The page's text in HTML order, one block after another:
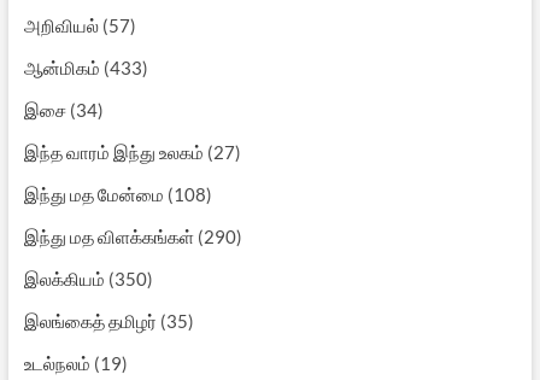
அறிவியல்(57)
ஆன்மிகம் (433)
இசை(34)
இந்த வாரம் இந்து உலகம் (27)
இந்து மத மேன்மை (108)
இந்து மத விளக்கங்கள்(290)
இலக்கியம் (350)
இலங்கைத் தமிழர் (35)
உடல்நலம் (19)